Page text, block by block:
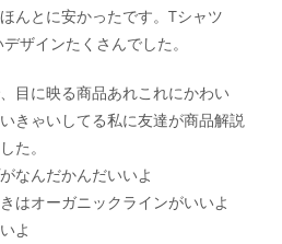
んとに安かったです。Tシャツ
ザインたくさんでした。
目に映る商品あれこれにかわい
きゃいしてる私に友達が商品解説
た。
なんだかんだいいよ
はオーガニックラインがいいよ
よ